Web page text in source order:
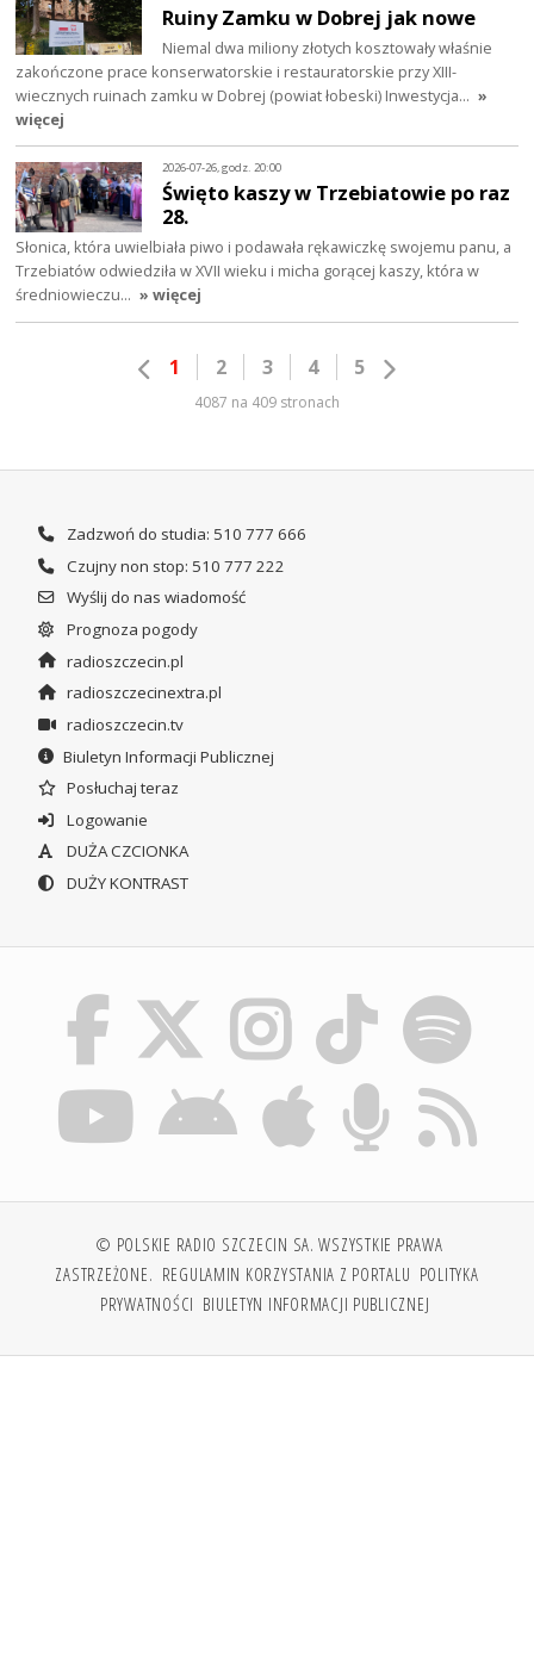
Ruiny Zamku w Dobrej jak nowe
Niemal dwa miliony złotych kosztowały właśnie
zakończone prace konserwatorskie i restauratorskie przy XIII-
wiecznych ruinach zamku w Dobrej (powiat łobeski) Inwestycja… »
więcej
2026-07-26, godz. 20:00
Święto kaszy w Trzebiatowie po raz
28.
Słonica, która uwielbiała piwo i podawała rękawiczkę swojemu panu, a
Trzebiatów odwiedziła w XVII wieku i micha gorącej kaszy, która w
średniowieczu… » więcej
1 2 3 4 5
4087 na 409 stronach
Zadzwoń do studia: 510 777 666
Czujny non stop: 510 777 222
Wyślij do nas wiadomość
Prognoza pogody
radioszczecin.pl
radioszczecinextra.pl
radioszczecin.tv
Biuletyn Informacji Publicznej
Posłuchaj teraz
Logowanie
DUŻA CZCIONKA
DUŻY KONTRAST
© POLSKIE RADIO SZCZECIN SA. WSZYSTKIE PRAWA
ZASTRZEŻONE. REGULAMIN KORZYSTANIA Z PORTALU POLITYKA
PRYWATNOŚCI BIULETYN INFORMACJI PUBLICZNEJ